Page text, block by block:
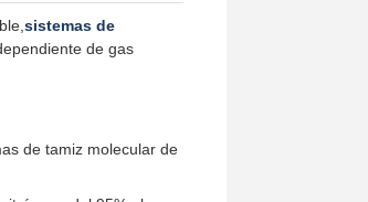
sistemas de
de gas
de tamiz molecular de